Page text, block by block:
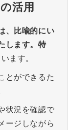
活用
、比喩的にい
します。特
ます。
とができるた
状況を確認で
ージしながら